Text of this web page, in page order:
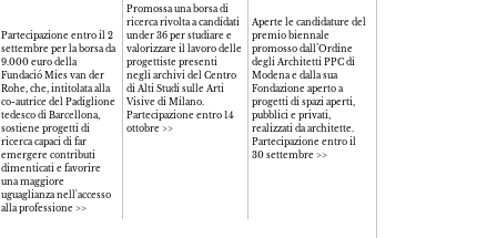
Partecipazione entro il 2
settembre per la borsa da
9.000 euro della
Fundació Mies van der
Rohe, che, intitolata alla
co-autrice del Padiglione
tedesco di Barcellona,
sostiene progetti di
ricerca capaci di far
emergere contributi
dimenticati e favorire
una maggiore
uguaglianza nell'accesso
alla professione >>
Promossa una borsa di
ricerca rivolta a candidati
under 36 per studiare e
valorizzare il lavoro delle
progettiste presenti
negli archivi del Centro
di Alti Studi sulle Arti
Visive di Milano.
Partecipazione entro 14
ottobre >>
Aperte le candidature del
premio biennale
promosso dall’Ordine
degli Architetti PPC di
Modena e dalla sua
Fondazione aperto a
progetti di spazi aperti,
pubblici e privati,
realizzati da architette.
Partecipazione entro il
30 settembre >>